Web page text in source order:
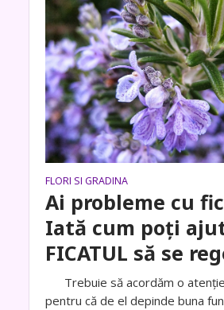
FLORI SI GRADINA
Ai probleme cu
Iată cum poți
FICATUL să se
Trebuie să acordăm o
pentru că de el depinde buna